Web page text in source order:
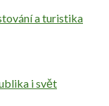
a turistika